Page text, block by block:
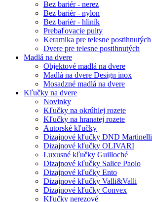
Bez bariér - nerez
Bez bariér - nylon
Bez bariér - hliník
Prebaľovacie pulty
Keramika pre telesne postihnutých
Dvere pre telesne postihnutých
Madlá na dvere
Objektové madlá na dvere
Madlá na dvere Design inox
Mosadzné madlá na dvere
Kľučky na dvere
Novinky
Kľučky na okrúhlej rozete
Kľučky na hranatej rozete
Autorské kľučky
Dizajnové kľučky DND Martinelli
Dizajnové kľučky OLIVARI
Luxusné kľučky Guilloché
Dizajnové kľučky Salice Paolo
Dizajnové kľučky Ento
Dizajnové kľučky Valli&Valli
Dizajnové kľučky Convex
Kľučky nerezové